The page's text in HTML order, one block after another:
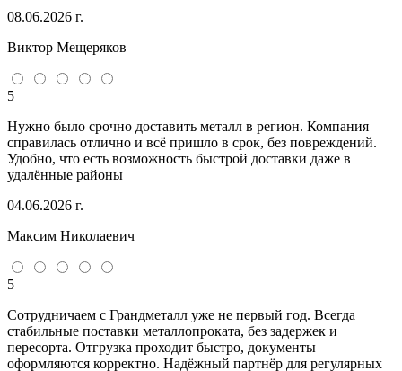
08.06.2026 г.
Виктор Мещеряков
5
Нужно было срочно доставить металл в регион. Компания
справилась отлично и всё пришло в срок, без повреждений.
Удобно, что есть возможность быстрой доставки даже в
удалённые районы
04.06.2026 г.
Максим Николаевич
5
Сотрудничаем с Грандметалл уже не первый год. Всегда
стабильные поставки металлопроката, без задержек и
пересорта. Отгрузка проходит быстро, документы
оформляются корректно. Надёжный партнёр для регулярных